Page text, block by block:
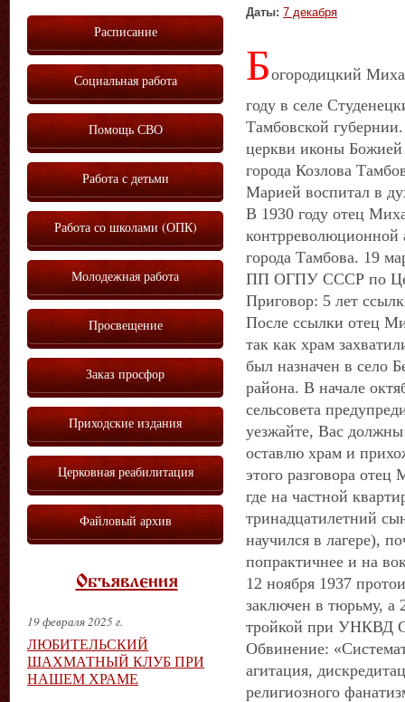
Даты: 7 декабря
Богородицкий
году в селе
Тамбовской
церкви иконы
города Козлова
Марией воспитал в
В 1930 году отец
контрреволюционной
города Тамбова. 19
ПП ОГПУ СССР по
Приговор: 5 лет
После ссылки отец
так как храм
был назначен в село
района. В начале
сельсовета
уезжайте, Вас
оставлю храм и
этого разговора
где на частной
тринадцатилетний
научился в лагере),
попрактичнее и на
12 ноября 1937
заключен в тюрьму, а
тройкой при УНКВД
Обвинение:
агитация,
религиозного
Расписание
Социальная работа
Помощь СВО
Работа с детьми
Работа со школами (ОПК)
Молодежная работа
Просвещение
Заказ просфор
Приходские издания
Церковная реабилитация
Файловый архив
Объявления
19 февраля 2025 г.
ЛЮБИТЕЛЬСКИЙ
ШАХМАТНЫЙ КЛУБ ПРИ
НАШЕМ ХРАМЕ